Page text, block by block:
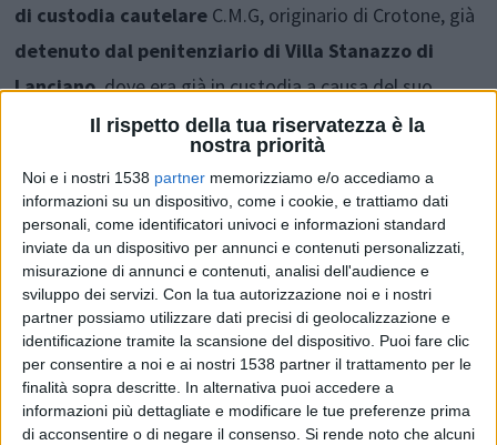
Il rispetto della tua riservatezza è la
nostra priorità
Noi e i nostri 1538 partner memorizziamo e/o accediamo a
informazioni su un dispositivo, come i cookie, e trattiamo dati
personali, come identificatori univoci e informazioni standard
inviate da un dispositivo per annunci e contenuti personalizzati,
misurazione di annunci e contenuti, analisi dell'audience e
sviluppo dei servizi. Con la tua autorizzazione noi e i nostri
partner possiamo utilizzare dati precisi di geolocalizzazione e
identificazione tramite la scansione del dispositivo. Puoi fare clic
per consentire a noi e ai nostri 1538 partner il trattamento per le
finalità sopra descritte. In alternativa puoi accedere a
informazioni più dettagliate e modificare le tue preferenze prima
di acconsentire o di negare il consenso. Si rende noto che alcuni
di custodia cautelare C.M.G, originario di Crotone, già
detenuto dal penitenziario di Villa Stanazzo di
Lanciano, dove era già in custodia a causa del suo
coinvolgimento nell’inchiesta di carattere nazionale.
Condividi su:
ARGOMENTI: Lanciano Arresti casa circondariale lanciano
mafia capitale